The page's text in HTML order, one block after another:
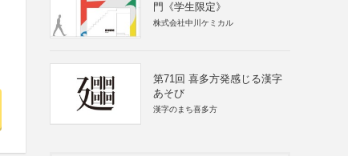
門《学生限定》
株式会社中川ケミカル
第71回 喜多方発感じる漢字
あそび
漢字のまち喜多方